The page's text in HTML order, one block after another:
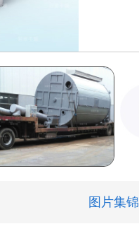
图片集锦